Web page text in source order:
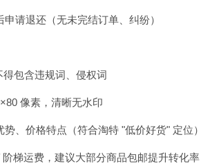
请退还（无未完结订单、纠纷）
得包含违规词、侵权词
像素，清晰无水印
、价格特点（符合淘特 "低价好货" 定位）
梯运费，建议大部分商品包邮提升转化率